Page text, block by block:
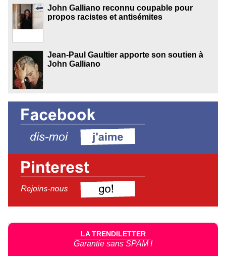
John Galliano reconnu coupable pour
propos racistes et antisémites
Jean-Paul Gaultier apporte son soutien à
John Galliano
LA TRENDILETTER
Garantie sans SPAM !